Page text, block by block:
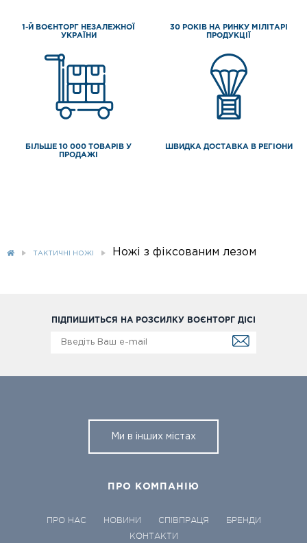
1-Й ВОЄНТОРГ НЕЗАЛЕЖНОЇ
УКРАЇНИ
30 РОКІВ НА РИНКУ МІЛІТАРІ
ПРОДУКЦІЇ
БІЛЬШЕ 10 000 ТОВАРІВ У
ПРОДАЖІ
ШВИДКА ДОСТАВКА В РЕГІОНИ
ТАКТИЧНІ НОЖІ Ножі з фіксованим лезом
ПІДПИШИТЬСЯ НА РОЗСИЛКУ ВОЄНТОРГ ДІСІ
Ми в інших містах
ПРО КОМПАНІЮ
ПРО НАС НОВИНИ СПІВПРАЦЯ
БРЕНДИ
КОНТАКТИ